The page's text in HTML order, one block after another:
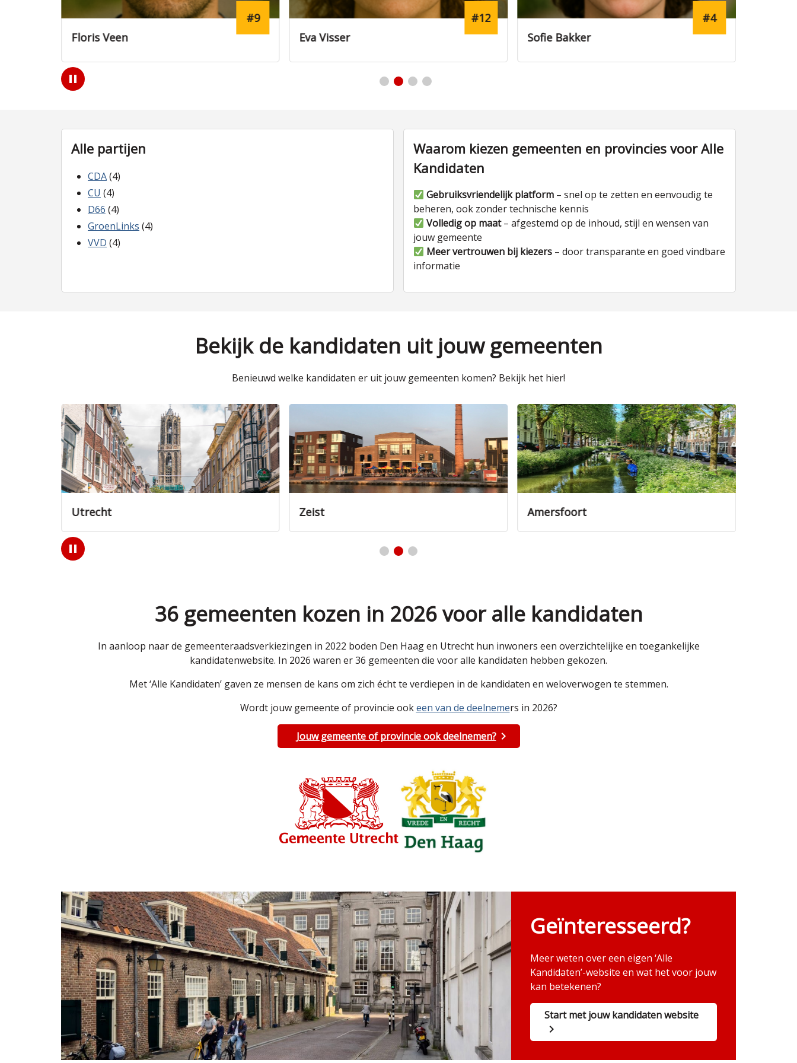
Eva Visser
#12
Sofie Bakker
#4
Lucas van Janssen
#1
Play
/
Alle partijen
CDA(4)
CU (4)
D66 (4)
GroenLinks (4)
VVD (4)
Waarom kiezen gemeenten en provincies voor Alle
Kandidaten
Gebruiksvriendelijk platform – snel op te zetten en eenvoudig te
beheren, ook zonder technische kennis
Volledig op maat– afgestemd op de inhoud, stijl en wensen van
jouw gemeente
Meer vertrouwen bij kiezers – door transparante en goed vindbare
informatie
Bekijk de kandidaten uit jouw gemeenten
Benieuwd welke kandidaten er uit jouw gemeenten komen? Bekijk het hier!
Zeist Amersfoort Nieuwegein
Play
/
36 gemeenten kozen in 2026 voor alle kandidaten
In aanloop naar de gemeenteraadsverkiezingen in 2022 boden Den Haag en Utrecht hun inwoners een overzichtelijke en toegankelijke
kandidatenwebsite. In 2026 waren er 36 gemeenten die voor alle kandidaten hebben gekozen.
Met ‘Alle Kandidaten’ gaven ze mensen de kans om zich écht te verdiepen in de kandidaten en weloverwogen te stemmen.
Wordt jouw gemeente of provincie ookeen van de deelnemers in 2026?
Jouw gemeente of provincie ook deelnemen?
Geïnteresseerd?
Meer weten over een eigen ‘Alle
Kandidaten’-website en wat het voor jouw
kan betekenen?
Start met jouw kandidaten website